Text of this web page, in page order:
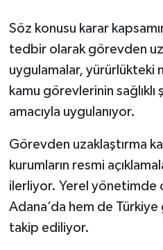
Söz konusu karar
tedbir olarak görevden
uygulamalar, yürürlükteki
kamu görevlerinin
amacıyla uygulanıyor.
Görevden uzaklaştırma
kurumların resmi
ilerliyor. Yerel yönetimde
Adana’da hem de Türkiye
takip ediliyor.